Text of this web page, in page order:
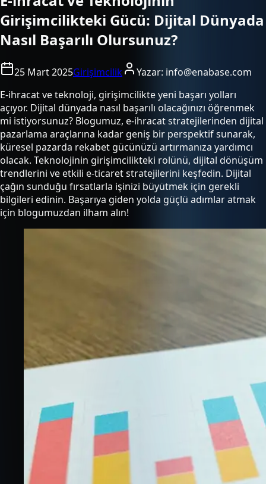
Girişimcilikteki Gücü: Dijital Dünyada
Nasıl Başarılı Olursunuz?
25 Mart 2025Girişimcilik Yazar: info@enabase.com
E-ihracat ve teknoloji, girişimcilikte yeni başarı yolları
açıyor. Dijital dünyada nasıl başarılı olacağınızı öğrenmek
mi istiyorsunuz? Blogumuz, e-ihracat stratejilerinden dijital
pazarlama araçlarına kadar geniş bir perspektif sunarak,
küresel pazarda rekabet gücünüzü artırmanıza yardımcı
olacak. Teknolojinin girişimcilikteki rolünü, dijital dönüşüm
trendlerini ve etkili e-ticaret stratejilerini keşfedin. Dijital
çağın sunduğu fırsatlarla işinizi büyütmek için gerekli
bilgileri edinin. Başarıya giden yolda güçlü adımlar atmak
için blogumuzdan ilham alın!